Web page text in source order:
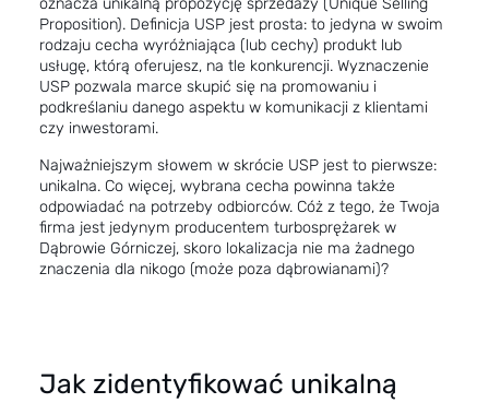
oznacza unikalną propozycję sprzedaży (Unique Selling
Proposition). Definicja USP jest prosta: to jedyna w swoim
rodzaju cecha wyróżniająca (lub cechy) produkt lub
usługę, którą oferujesz, na tle konkurencji. Wyznaczenie
USP pozwala marce skupić się na promowaniu i
podkreślaniu danego aspektu w komunikacji z klientami
czy inwestorami.
Najważniejszym słowem w skrócie USP jest to pierwsze:
unikalna. Co więcej, wybrana cecha powinna także
odpowiadać na potrzeby odbiorców. Cóż z tego, że Twoja
firma jest jedynym producentem turbosprężarek w
Dąbrowie Górniczej, skoro lokalizacja nie ma żadnego
znaczenia dla nikogo (może poza dąbrowianami)?
Jak zidentyfikować unikalną